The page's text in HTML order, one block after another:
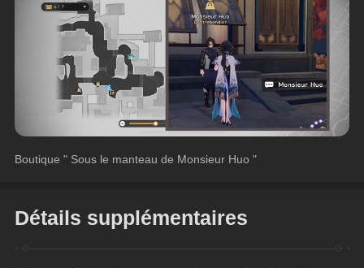
Boutique " Sous le manteau de Monsieur Huo "
Détails supplémentaires